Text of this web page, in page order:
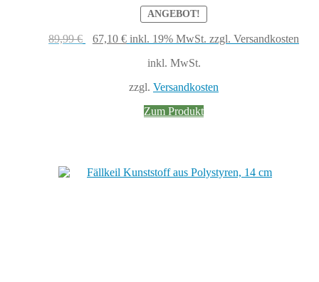
ANGEBOT!
89,99€
Ursprünglicher
67,10 €Aktueller
inkl. 19% MwSt. zzgl. Versandkosten
inkl. MwSt.
zzgl. Versandkosten
Zum Produkt